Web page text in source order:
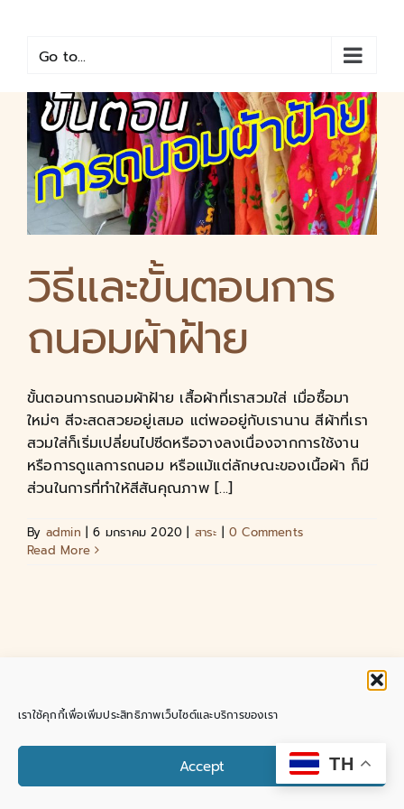
เราใช้คุกกี้เพื่อเพิ่มประสิทธิภาพเว็บไซต์และบริการของเรา
Accept
contentGo to...
วิธีและขั้นตอนการ
ถนอมผ้าฝ้าย
ขั้นตอนการถนอมผ้าฝ้าย เสื้อผ้าที่เราสวมใส่ เมื่อซื้อมา
ใหม่ๆ สีจะสดสวยอยู่เสมอ แต่พออยู่กับเรานาน สีผ้าที่เรา
สวมใส่ก็เริ่มเปลี่ยนไปซีดหรือจางลงเนื่องจากการใช้งาน
หรือการดูแลการถนอม หรือแม้แต่ลักษณะของเนื้อผ้า ก็มี
ส่วนในการที่ทำให้สีสันคุณภาพ [...]
By admin | 6 มกราคม 2020 | สาระ | 0 Comments
Read More
Reserved | Powered byชุดพื้นเมือง ผ้าฝ้ายลำพูน บาย สุธา
FacebookInstagramPinterestTiktokYouTube
Email
TH